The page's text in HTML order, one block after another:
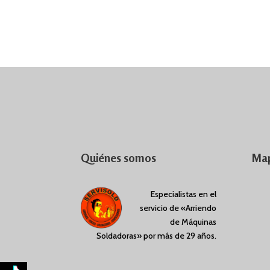
Quiénes somos
Especialistas en el
servicio de «Arriendo
de Máquinas
Soldadoras» por más de 29 años.